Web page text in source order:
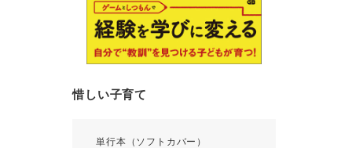
惜しい子育て
単行本（ソフトカバー）